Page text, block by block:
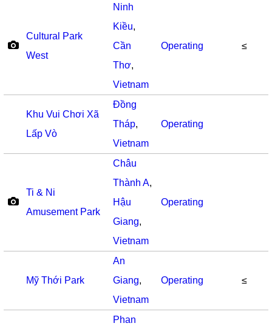
Cultural Park
West
Ninh
Kiều,
Cần
Thơ,
Vietnam
Operating ≤
Khu Vui Chơi Xã
Lấp Vò
Đồng
Tháp,
Vietnam
Operating
Ti & Ni
Amusement Park
Châu
Thành A,
Hậu
Giang,
Vietnam
Operating
Mỹ Thới Park
An
Giang,
Vietnam
Operating ≤
Phan